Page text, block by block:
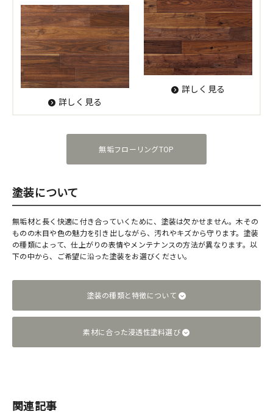
詳しく見る
詳しく見る
無垢フローリングTOP
塗装について
無垢材と長く快適に付き合っていくために、塗装は欠かせません。木その
ものの木目や色の魅力を引き出しながら、汚れやキズから守ります。塗装
の種類によって、仕上がりの表情やメンテナンスの方法が異なります。以
下の中から、ご希望に沿った塗装をお選びください。
塗装の種類と特徴について
素材に合った浸透性塗料選び
関連記事